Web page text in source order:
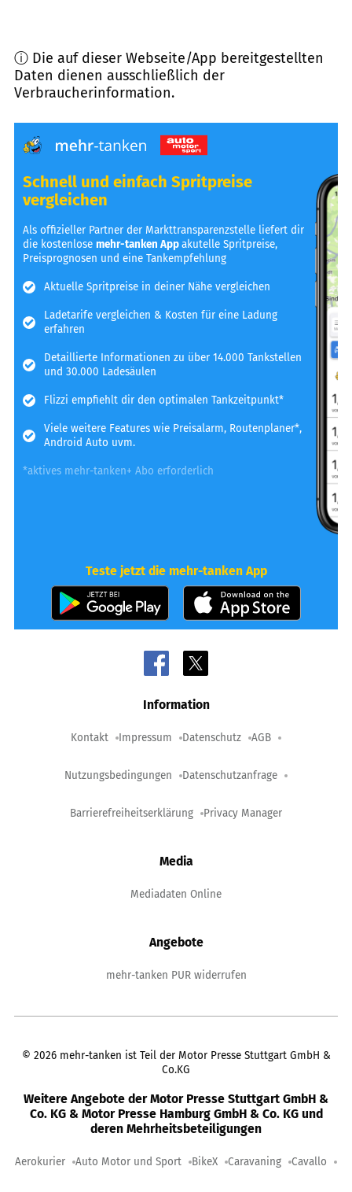
ⓘ Die auf dieser Webseite/App bereitgestellten
Daten dienen ausschließlich der
Verbraucherinformation.
Schnell und einfach Spritpreise
vergleichen
Als offizieller Partner der Markttransparenzstelle liefert dir
die kostenlosemehr-tanken Appakutelle Spritpreise,
Preisprognosen und eine Tankempfehlung
Aktuelle Spritpreise in deiner Nähe vergleichen
Ladetarife vergleichen & Kosten für eine Ladung
erfahren
Detaillierte Informationen zu über 14.000 Tankstellen
und 30.000 Ladesäulen
Flizzi empfiehlt dir den optimalen Tankzeitpunkt*
Viele weitere Features wie Preisalarm, Routenplaner*,
Android Auto uvm.
*aktives mehr-tanken+ Abo erforderlich
Teste jetzt die mehr-tanken App
Information
Kontakt Impressum Datenschutz AGB
Nutzungsbedingungen Datenschutzanfrage
Barrierefreiheitserklärung Privacy Manager
Media
Mediadaten Online
Angebote
mehr-tanken PUR widerrufen
© 2026 mehr-tanken ist Teil der Motor Presse Stuttgart GmbH &
Co.KG
Weitere Angebote der Motor Presse Stuttgart GmbH &
Co. KG & Motor Presse Hamburg GmbH & Co. KG und
deren Mehrheitsbeteiligungen
Aerokurier Auto Motor und Sport BikeX Caravaning Cavallo